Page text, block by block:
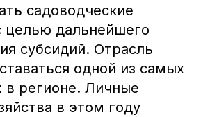
садоводческие
целью дальнейшего
субсидий. Отрасль
одной из самых
в регионе. Личные
в этом году